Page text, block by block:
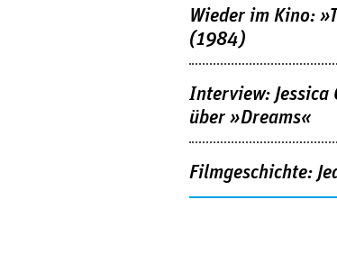
Wieder im Kino:
(1984)
Interview: Jessica
über »Dreams«
Filmgeschichte: